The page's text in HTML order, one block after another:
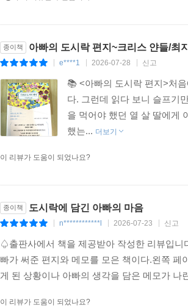
종이책 아빠의 도시락 편지~크리스 얀들/최
e****1 2026-07-28 신고
📚 <아빠의 도시락 편지>처
다. 그런데 읽다 보니 슬프기
을 먹어야 했던 열 살 딸에게
했는... 더보기
이 리뷰가 도움이 되었나요?
종이책 도시락에 담긴 아빠의 마음
n************l 2026-07-23 신고
♤출판사에서 책을 제공받아 작성한 리뷰입
빠가 써준 편지와 메모를 모은 책이다.왼쪽 페
게 된 상황이나 아빠의 생각을 담은 메모가
이 리뷰가 도움이 되었나요?